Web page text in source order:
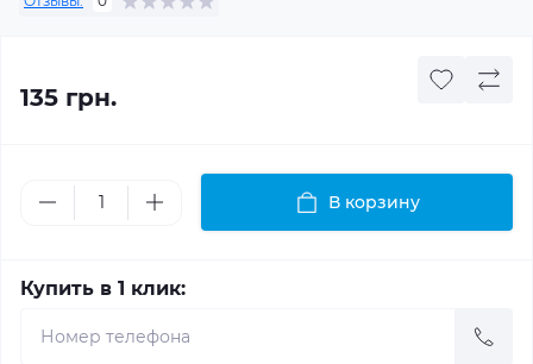
135 грн.
В корзину
Купить в 1 клик: